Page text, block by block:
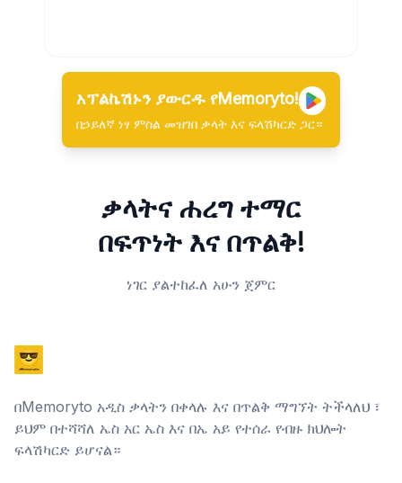
አፕልኬሽኑን ያውርዱ የMemoryto!
በኃይለኛ ነፃ ምስል መዝገበ ቃላት እና ፍላሽካርድ ጋር።
ቃላትና ሐረግ ተማር
በፍጥነት እና በጥልቅ!
ነገር ያልተከፈለ አሁን ጀምር
በMemoryto አዲስ ቃላትን በቀላሉ እና በጥልቅ ማግኘት ትችላለህ ፣
ይህም በተሻሻለ ኤስ አር ኤስ እና በኤ አይ የተሰራ የብዙ ክህሎት
ፍላሽካርድ ይሆናል።